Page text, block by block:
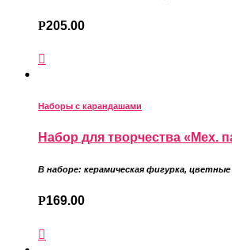
Р205.00
Наборы с карандашами
Набор для творчества «Мех.
В наборе: керамическая фигурка, цветные
Р169.00